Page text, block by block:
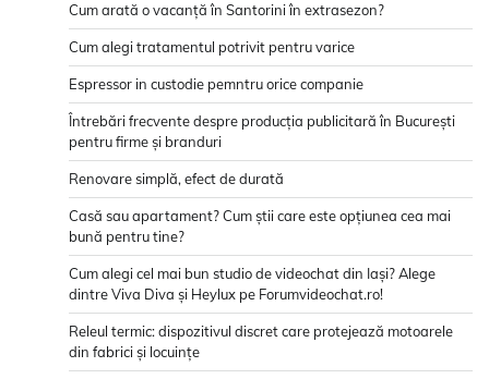
Cum arată o vacanță în Santorini în extrasezon?
Cum alegi tratamentul potrivit pentru varice
Espressor in custodie pemntru orice companie
Întrebări frecvente despre producția publicitară în București
pentru firme și branduri
Renovare simplă, efect de durată
Casă sau apartament? Cum știi care este opțiunea cea mai
bună pentru tine?
Cum alegi cel mai bun studio de videochat din Iași? Alege
dintre Viva Diva și Heylux pe Forumvideochat.ro!
Releul termic: dispozitivul discret care protejează motoarele
din fabrici și locuințe